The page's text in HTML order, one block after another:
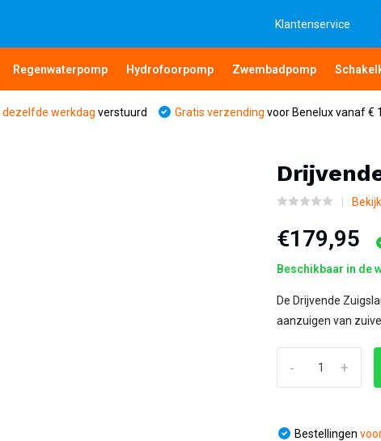
Klantenservice
Regenwaterpomp Hydrofoorpomp Zwembadpomp
dezelfde werkdag verstuurd Gratis verzending voor Benelux vanaf €
€179,95
Beschikbaar in de
De Drijvende
aanzuigen van
+
-
Bestellingen